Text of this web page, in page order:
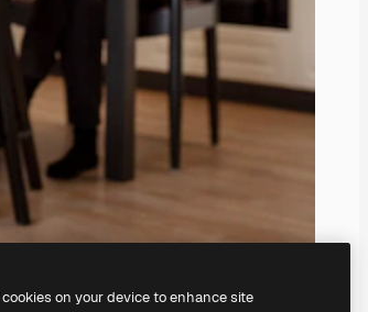
on your device to enhance site